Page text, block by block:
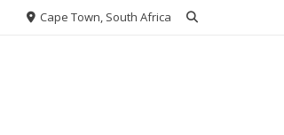
Cape Town, South Africa